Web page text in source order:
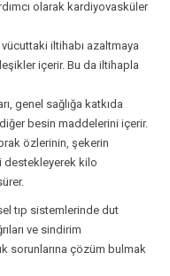
olarak kardiyovasküler
iltihabı azaltmaya
içerir. Bu da iltihapla
genel sağlığa katkıda
besin maddelerini içerir.
özlerinin, şekerin
destekleyerek kilo
tıp sistemlerinde dut
ve sindirim
sorunlarına çözüm bulmak